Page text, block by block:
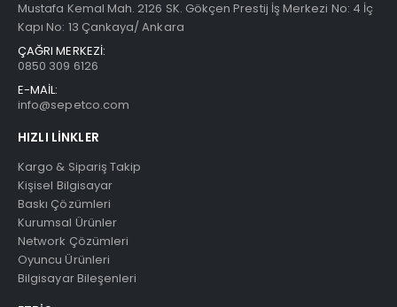
Mustafa Kemal Mah. 2126 SK. Gökçen Prestij İş Merkezi No: 4 İç
Kapı No: 13 Çankaya/ Ankara
ÇAĞRI MERKEZİ:
0850 309 6126
E-MAİL:
info@sepetco.com
HIZLI LINKLER
Kargo & Sipariş Takip
Kişisel Bilgisayar
Baskı Çözümleri
Kurumsal Ürünler
Network Çözümleri
Oyuncu Ürünleri
Bilgisayar Bileşenleri